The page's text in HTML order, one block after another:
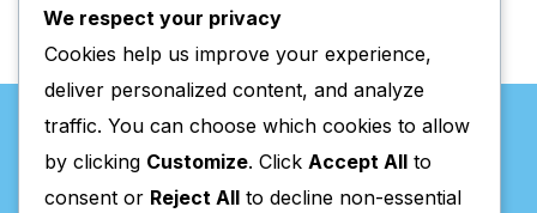
We respect your privacy
Cookies help us improve your experience,
deliver personalized content, and analyze
traffic. You can choose which cookies to allow
by clicking Customize. Click Accept All to
consent or Reject All to decline non-essential